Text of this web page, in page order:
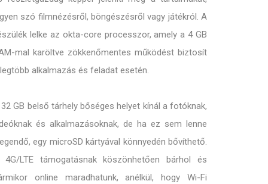
szó filmnézésről, böngészésről vagy játékról. A
lelke az okta-core processzor, amely a 4 GB
mal karöltve zökkenőmentes működést biztosít
alkalmazás és feladat esetén.
GB belső tárhely bőséges helyet kínál a fotóknak,
és alkalmazásoknak, de ha ez sem lenne
egy microSD kártyával könnyedén bővíthető.
4G/LTE támogatásnak köszönhetően bárhol és
online maradhatunk, anélkül, hogy Wi-Fi